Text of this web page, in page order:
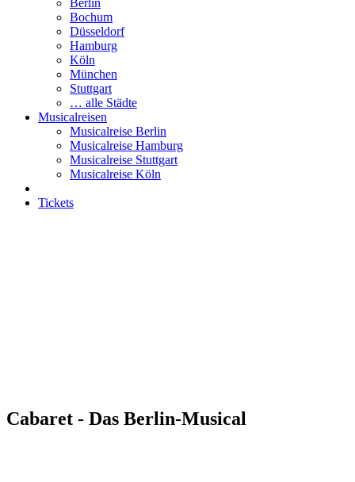
Berlin
Bochum
Düsseldorf
Hamburg
Köln
München
Stuttgart
… alle Städte
Musicalreisen
Musicalreise Berlin
Musicalreise Hamburg
Musicalreise Stuttgart
Musicalreise Köln
Tickets
Cabaret - Das Berlin-Musical